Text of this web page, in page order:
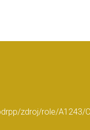
zdroj/role/A1243/